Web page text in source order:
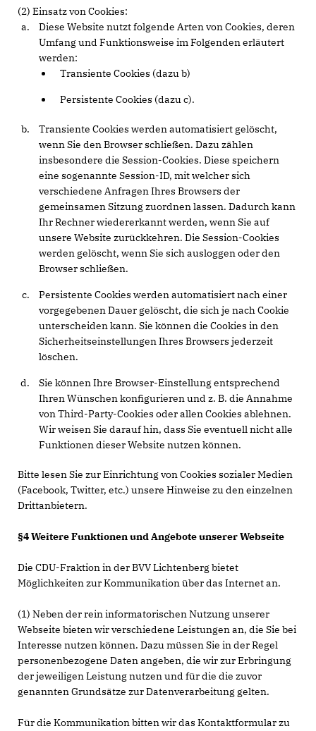
(2) Einsatz von Cookies:
Diese Website nutzt folgende Arten von Cookies, deren
Umfang und Funktionsweise im Folgenden erläutert
werden:
Transiente Cookies (dazu b)
Persistente Cookies (dazu c).
Transiente Cookies werden automatisiert gelöscht,
wenn Sie den Browser schließen. Dazu zählen
insbesondere die Session-Cookies. Diese speichern
eine sogenannte Session-ID, mit welcher sich
verschiedene Anfragen Ihres Browsers der
gemeinsamen Sitzung zuordnen lassen. Dadurch kann
Ihr Rechner wiedererkannt werden, wenn Sie auf
unsere Website zurückkehren. Die Session-Cookies
werden gelöscht, wenn Sie sich ausloggen oder den
Browser schließen.
Persistente Cookies werden automatisiert nach einer
vorgegebenen Dauer gelöscht, die sich je nach Cookie
unterscheiden kann. Sie können die Cookies in den
Sicherheitseinstellungen Ihres Browsers jederzeit
löschen.
Sie können Ihre Browser-Einstellung entsprechend
Ihren Wünschen konfigurieren und z. B. die Annahme
von Third-Party-Cookies oder allen Cookies ablehnen.
Wir weisen Sie darauf hin, dass Sie eventuell nicht alle
Funktionen dieser Website nutzen können.
Bitte lesen Sie zur Einrichtung von Cookies sozialer Medien
(Facebook, Twitter, etc.) unsere Hinweise zu den einzelnen
Drittanbietern.
§4 Weitere Funktionen und Angebote unserer Webseite
Die CDU-Fraktion in der BVV Lichtenberg bietet
Möglichkeiten zur Kommunikation über das Internet an.
(1) Neben der rein informatorischen Nutzung unserer
Webseite bieten wir verschiedene Leistungen an, die Sie bei
Interesse nutzen können. Dazu müssen Sie in der Regel
personenbezogene Daten angeben, die wir zur Erbringung
der jeweiligen Leistung nutzen und für die die zuvor
genannten Grundsätze zur Datenverarbeitung gelten.
Für die Kommunikation bitten wir das Kontaktformular zu